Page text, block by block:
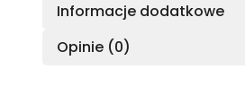
Informacje dodatkowe
Opinie (0)